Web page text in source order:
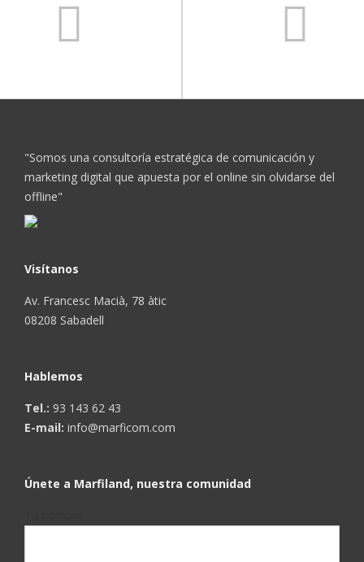
"Somos una consultoría estratégica de comunicación y
marketing digital que apuesta por el online sin olvidarse del
offline"
Visítanos
Av. Francesc Macià, 78 àtic
08208 Sabadell
Hablemos
Tel.: 93 143 62 43
E-mail: info@marficom.com
Únete a Marfiland, nuestra comunidad